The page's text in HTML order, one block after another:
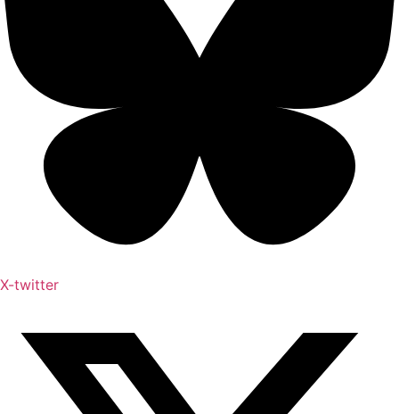
X-twitter